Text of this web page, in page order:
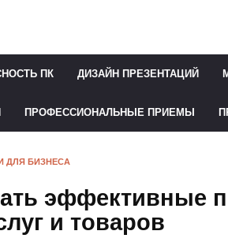
ПК ДИЗАЙН ПРЕЗЕНТАЦИЙ
ПРОФЕССИОНАЛЬНЫЕ ПРИЕМЫ
ДЛЯ БИЗНЕСА
эффективные
и товаров